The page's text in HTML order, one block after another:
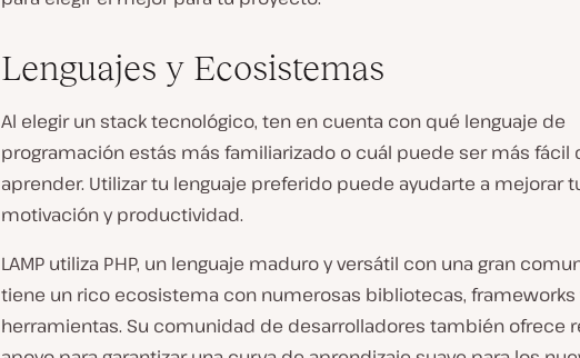
Lenguajes y Ecosistemas
Al elegir un stack tecnológico, ten en cuenta con qué lenguaje de
programación estás más familiarizado o cuál puede ser más fácil
aprender. Utilizar tu lenguaje preferido puede ayudarte a mejorar
motivación y productividad.
LAMP utiliza PHP, un lenguaje maduro y versátil con una gran
tiene un rico ecosistema con numerosas bibliotecas, frameworks
herramientas. Su comunidad de desarrolladores también ofrece